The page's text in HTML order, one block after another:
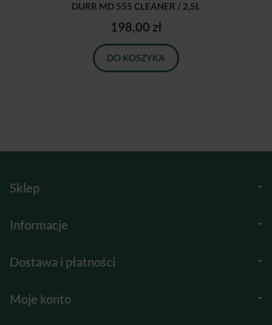
DURR MD 555 CLEANER / 2,5L
198,00 zł
DO KOSZYKA
Sklep
Informacje
Dostawa i płatności
Moje konto